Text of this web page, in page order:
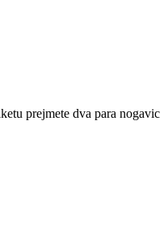
prejmete dva para nogavic